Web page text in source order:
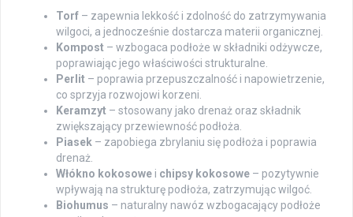
Torf – zapewnia lekkość i zdolność do zatrzymywania
wilgoci, a jednocześnie dostarcza materii organicznej.
Kompost – wzbogaca podłoże w składniki odżywcze,
poprawiając jego właściwości strukturalne.
Perlit – poprawia przepuszczalność i napowietrzenie,
co sprzyja rozwojowi korzeni.
Keramzyt – stosowany jako drenaż oraz składnik
zwiększający przewiewność podłoża.
Piasek – zapobiega zbrylaniu się podłoża i poprawia
drenaż.
Włókno kokosowe i chipsy kokosowe – pozytywnie
wpływają na strukturę podłoża, zatrzymując wilgoć.
Biohumus – naturalny nawóz wzbogacający podłoże